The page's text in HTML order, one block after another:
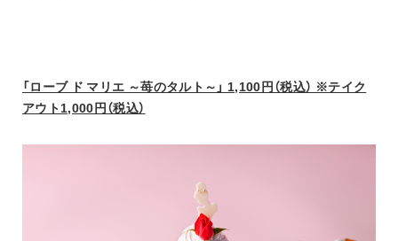
「ローブ ド マリエ ～苺のタルト～」 1,100円（税込） ※テイク
アウト1,000円（税込）